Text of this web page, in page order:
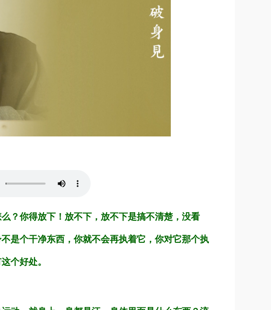
？你得放下！放不下，放不下是搞不清楚，没看
是个干净东西，你就不会再执着它，你对它那个执
个好处。